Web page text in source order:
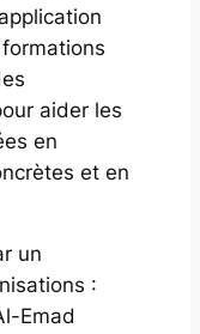
aider les
en
et en
un
:
Emad